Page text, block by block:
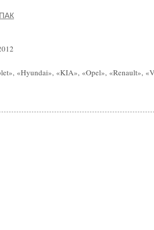
«Hyundai», «KIA», «Opel», «Renault»,